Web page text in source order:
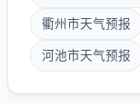
衢州市天气预报
河池市天气预报